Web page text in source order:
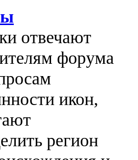
отвечают
форума
икон,
регион